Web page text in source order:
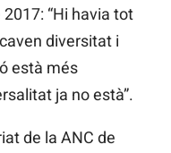
“Hi havia tot
diversitat i
està més
ja no està”.
de la ANC de